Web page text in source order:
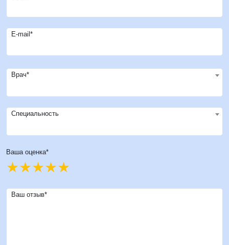
E-mail*
Врач*
Специальность
Ваша оценка*
Ваш отзыв*